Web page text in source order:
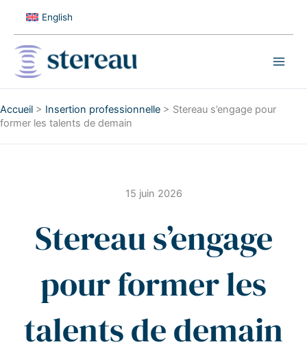
English
Accueil > Insertion professionnelle > Stereau s’engage pour
former les talents de demain
15 juin 2026
Stereau s’engage
pour former les
talents de demain